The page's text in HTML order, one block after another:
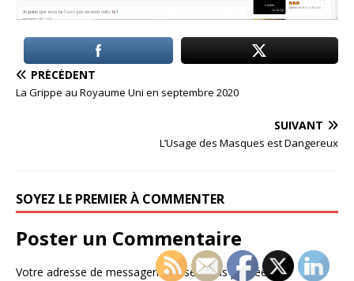
PRÉCÉDENT
La Grippe au Royaume Uni en septembre 2020
SUIVANT
L’Usage des Masques est Dangereux
SOYEZ LE PREMIER À COMMENTER
Poster un Commentaire
Votre adresse de messagerie ne sera pas publiée.